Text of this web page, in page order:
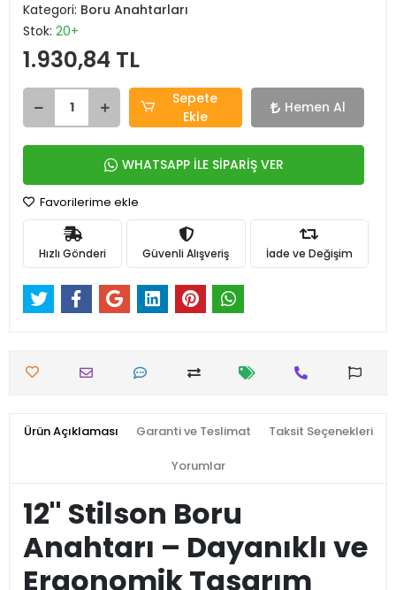
Kategori: Boru Anahtarları
Stok: 20+
1.930,84 TL
Sepete
Ekle
Hemen Al
WHATSAPP İLE SİPARİŞ VER
Favorilerime ekle
Hızlı Gönderi Güvenli Alışveriş İade ve Değişim
Ürün Açıklaması Garanti ve Teslimat Taksit Seçenekleri
Yorumlar
12'' Stilson Boru
Anahtarı – Dayanıklı ve
Ergonomik Tasarım